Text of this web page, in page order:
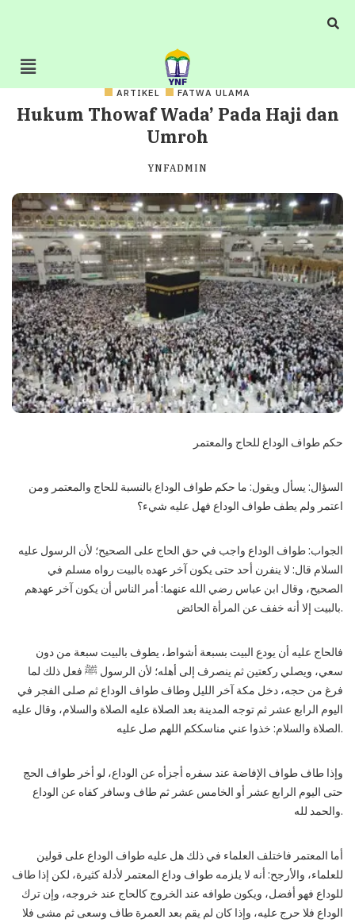
ARTIKEL FATWA ULAMA
Hukum Thowaf Wada’ Pada Haji dan
Umroh
YNFADMIN
حكم طواف الوداع للحاج والمعتمر
السؤال: يسأل ويقول: ما حكم طواف الوداع بالنسبة للحاج والمعتمر ومن
اعتمر ولم يطف طواف الوداع فهل عليه شيء؟
الجواب: طواف الوداع واجب في حق الحاج على الصحيح؛ لأن الرسول عليه
السلام قال: لا ينفرن أحد حتى يكون آخر عهده بالبيت رواه مسلم في
الصحيح، وقال ابن عباس رضي الله عنهما: أمر الناس أن يكون آخر عهدهم
بالبيت إلا أنه خفف عن المرأة الحائض.
فالحاج عليه أن يودع البيت بسبعة أشواط، يطوف بالبيت سبعة من دون
سعي، ويصلي ركعتين ثم ينصرف إلى أهله؛ لأن الرسول ﷺ فعل ذلك لما
فرغ من حجه، دخل مكة آخر الليل وطاف طواف الوداع ثم صلى الفجر في
اليوم الرابع عشر ثم توجه المدينة بعد الصلاة عليه الصلاة والسلام، وقال عليه
الصلاة والسلام: خذوا عني مناسككم اللهم صل عليه.
وإذا طاف طواف الإفاضة عند سفره أجزأه عن الوداع، لو أخر طواف الحج
حتى اليوم الرابع عشر أو الخامس عشر ثم طاف وسافر كفاه عن الوداع
والحمد لله.
أما المعتمر فاختلف العلماء في ذلك هل عليه طواف الوداع على قولين
للعلماء، والأرجح: أنه لا يلزمه طواف وداع المعتمر لأدلة كثيرة، لكن إذا طاف
للوداع فهو أفضل، ويكون طوافه عند الخروج كالحاج عند خروجه، وإن ترك
الوداع فلا حرج عليه، وإذا كان لم يقم بعد العمرة طاف وسعى ثم مشى فلا